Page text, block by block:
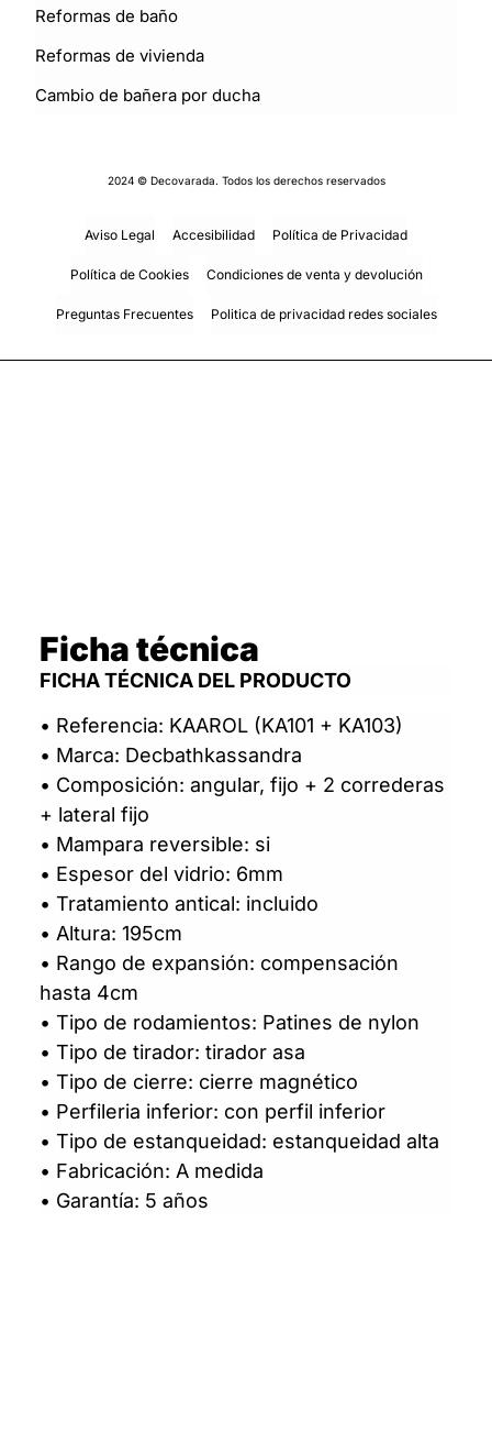
Reformas de baño
Reformas de vivienda
Cambio de bañera por ducha
Aviso Legal Accesibilidad Política de Privacidad
Política de Cookies Condiciones de venta y devolución
Preguntas Frecuentes Politica de privacidad redes sociales
2024 © Decovarada. Todos los derechos reservados
Ficha técnica
FICHA TÉCNICA DEL PRODUCTO
• Referencia: KAAROL (KA101 + KA103)
• Marca: Decbathkassandra
• Composición: angular, fijo + 2 correderas
+ lateral fijo
• Mampara reversible: si
• Espesor del vidrio: 6mm
• Tratamiento antical: incluido
• Altura: 195cm
• Rango de expansión: compensación
hasta 4cm
• Tipo de rodamientos: Patines de nylon
• Tipo de tirador: tirador asa
• Tipo de cierre: cierre magnético
• Perfileria inferior: con perfil inferior
• Tipo de estanqueidad: estanqueidad alta
• Fabricación: A medida
• Garantía: 5 años